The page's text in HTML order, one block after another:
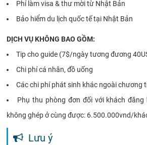
Phí làm visa & thư mời từ Nhật Bản
Bảo hiểm du lịch quốc tế tại Nhật Bản
DỊCH VỤ KHÔNG BAO GỒM:
Tip cho guide (7$/ngày tương đương
Chi phí cá nhân, đồ uống
Các chi phí phát sinh khác ngoài chương
Phụ thu phòng đơn đối với khách
không ghép ở cùng được: 6.500.000vnd/
Lưu ý